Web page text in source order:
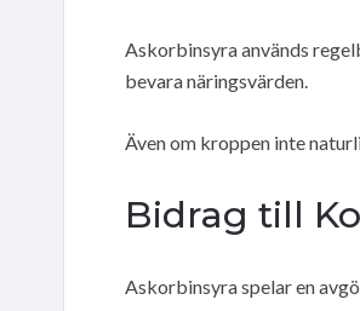
Askorbinsyra används
bevara näringsvärden.
Även om kroppen inte
Bidrag till
Askorbinsyra spelar en